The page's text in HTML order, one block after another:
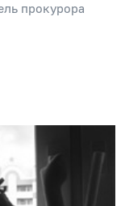
прокурора